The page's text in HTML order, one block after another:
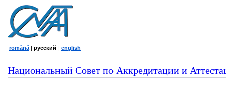
română | русский | english
Национальный Совет по Аккредитации и